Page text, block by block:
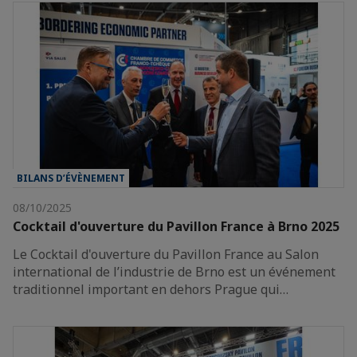
BILANS D’ÉVÈNEMENT
08/10/2025
Cocktail d'ouverture du Pavillon France à Brno 2025
Le Cocktail d'ouverture du Pavillon France au Salon
international de l’industrie de Brno est un événement
traditionnel important en dehors Prague qui…